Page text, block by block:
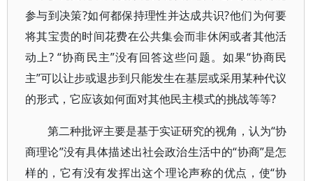
参与到决策?如何都保持理性并达成共识?他们为何要
将其宝贵的时间花费在公共集会而非休闲或者其他活
动上? “协商民主”没有回答这些问题。如果“协商民
主”可以让步或退步到只能发生在基层或采用某种代议
的形式，它应该如何面对其他民主模式的挑战等等?
第二种批评主要是基于实证研究的视角，认为“协
商理论”没有具体描述出社会政治生活中的“协商”是怎
样的，它有没有发挥出这个理论声称的优点，使“协